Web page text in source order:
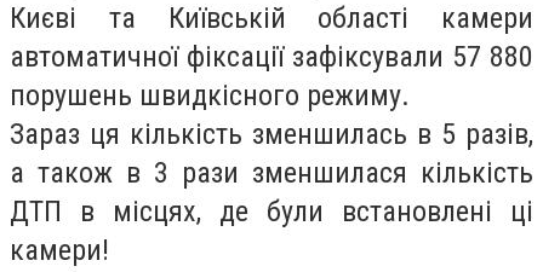
Києві та Київській області камери
автоматичної фіксації зафіксували 57 880
порушень швидкісного режиму.
Зараз ця кількість зменшилась в 5 разів,
а також в 3 рази зменшилася кількість
ДТП в місцях, де були встановлені ці
камери!